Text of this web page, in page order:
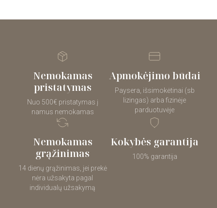
Nemokamas
pristatymas
Nuo 500€ pristatymas į
namus nemokamas
Apmokėjimo būdai
Paysera, išsimokėtinai (sb
lizingas) arba fizinėje
parduotuvėje
Nemokamas
grąžinimas
14 dienų grąžinimas, jei prekė
nėra užsakyta pagal
individualų užsakymą
Kokybės garantija
100% garantija